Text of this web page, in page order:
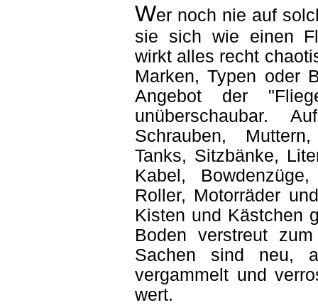
Wer noch nie auf
sie sich wie einen
wirkt alles recht
Marken, Typen oder
Angebot der
unüberschaubar.
Schrauben,
Tanks, Sitzbänke,
Kabel,
Roller, Motorräder
Kisten und Kästchen
Boden verstreut
Sachen sind neu,
vergammelt und
wert.